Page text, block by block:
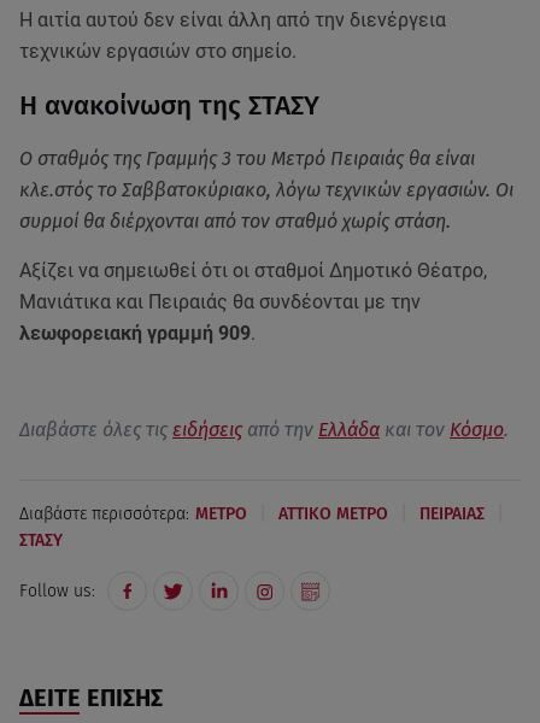
Η αιτία αυτού δεν είναι άλλη από την διενέργεια
τεχνικών εργασιών στο σημείο.
Η ανακοίνωση της ΣΤΑΣΥ
Ο σταθμός της Γραμμής 3 του Μετρό Πειραιάς θα είναι
κλε.στός το Σαββατοκύριακο, λόγω τεχνικών εργασιών. Οι
συρμοί θα διέρχονται από τον σταθμό χωρίς στάση.
Αξίζει να σημειωθεί ότι οι σταθμοί Δημοτικό Θέατρο,
Μανιάτικα και Πειραιάς θα συνδέονται με την
λεωφορειακή γραμμή 909.
Διαβάστε όλες τις ειδήσεις από την Ελλάδα και τον Κόσμο.
Διαβάστε περισσότερα: ΜΕΤΡΟ ΑΤΤΙΚΟ ΜΕΤΡΟ ΠΕΙΡΑΙΑΣ
ΣΤΑΣΥ
Follow us:
ΔΕΙΤΕ ΕΠΙΣΗΣ